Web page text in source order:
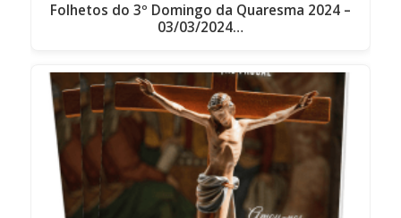
Folhetos do 3º Domingo da Quaresma 2024 –
03/03/2024…